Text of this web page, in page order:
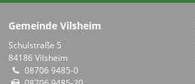
Gemeinde Vilsheim
Schulstraße 5
84186 Vilsheim
08706 9485-0